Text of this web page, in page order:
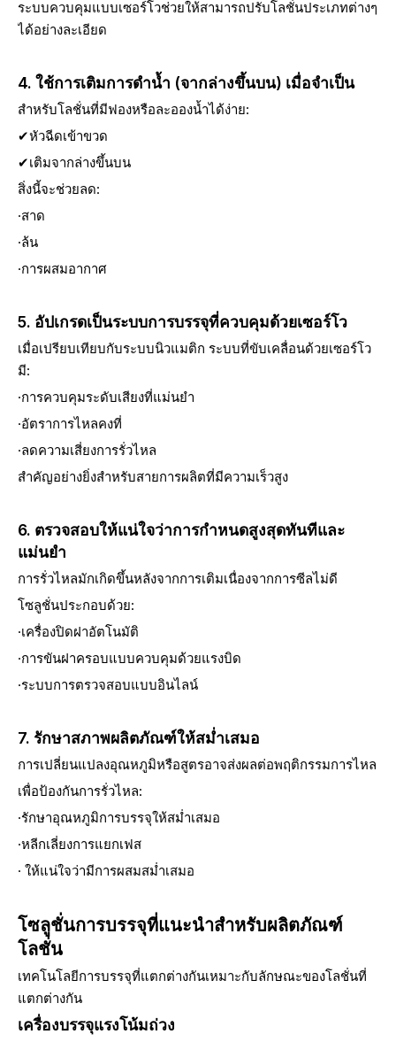
ระบบควบคุมแบบเซอร์โวช่วยให้สามารถปรับโลชั่นประเภทต่างๆ
ได้อย่างละเอียด
4. ใช้การเติมการดำน้ำ (จากล่างขึ้นบน) เมื่อจำเป็น
สำหรับโลชั่นที่มีฟองหรือละอองน้ำได้ง่าย:
✔หัวฉีดเข้าขวด
✔เติมจากล่างขึ้นบน
สิ่งนี้จะช่วยลด:
·สาด
·ล้น
·การผสมอากาศ
5. อัปเกรดเป็นระบบการบรรจุที่ควบคุมด้วยเซอร์โว
เมื่อเปรียบเทียบกับระบบนิวแมติก ระบบที่ขับเคลื่อนด้วยเซอร์โว
มี:
·การควบคุมระดับเสียงที่แม่นยำ
·อัตราการไหลคงที่
·ลดความเสี่ยงการรั่วไหล
สำคัญอย่างยิ่งสำหรับสายการผลิตที่มีความเร็วสูง
6. ตรวจสอบให้แน่ใจว่าการกำหนดสูงสุดทันทีและ
แม่นยำ
การรั่วไหลมักเกิดขึ้นหลังจากการเติมเนื่องจากการซีลไม่ดี
โซลูชั่นประกอบด้วย:
·เครื่องปิดฝาอัตโนมัติ
·การขันฝาครอบแบบควบคุมด้วยแรงบิด
·ระบบการตรวจสอบแบบอินไลน์
7. รักษาสภาพผลิตภัณฑ์ให้สม่ำเสมอ
การเปลี่ยนแปลงอุณหภูมิหรือสูตรอาจส่งผลต่อพฤติกรรมการไหล
เพื่อป้องกันการรั่วไหล:
·รักษาอุณหภูมิการบรรจุให้สม่ำเสมอ
·หลีกเลี่ยงการแยกเฟส
· ให้แน่ใจว่ามีการผสมสม่ำเสมอ
โซลูชั่นการบรรจุที่แนะนำสำหรับผลิตภัณฑ์
โลชั่น
เทคโนโลยีการบรรจุที่แตกต่างกันเหมาะกับลักษณะของโลชั่นที่
แตกต่างกัน
เครื่องบรรจุแรงโน้มถ่วง